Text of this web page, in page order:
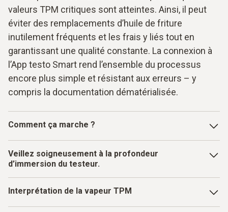
valeurs TPM critiques sont atteintes. Ainsi, il peut
éviter des remplacements d’huile de friture
inutilement fréquents et les frais y liés tout en
garantissant une qualité constante. La connexion à
l’App testo Smart rend l’ensemble du processus
encore plus simple et résistant aux erreurs – y
compris la documentation dématérialisée.
Comment ça marche ?
friteuse et qu’aucune bulle ne remonte plus à la surface de
Tant l’eau que les aliments frits pourraient fausser la
mesure.
Veillez soigneusement à la profondeur
d’immersion du testeur.
la sonde, tout comme pour contrôler le niveau d’huile d’une
voiture. L’écart entre la sonde et les éléments métalliques
Interprétation de la vapeur TPM